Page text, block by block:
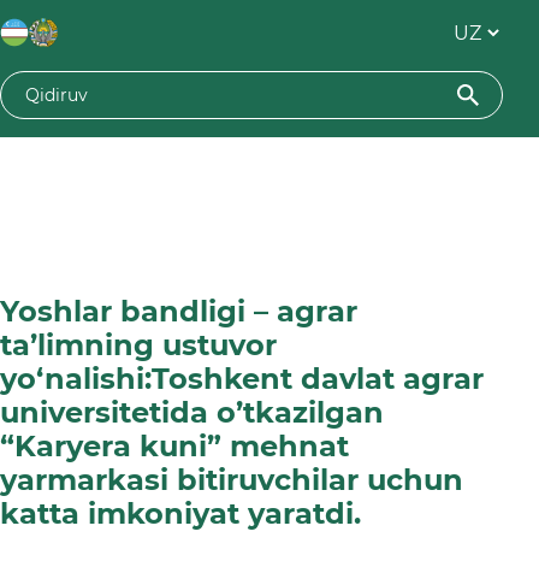
Yoshlar bandligi – agrar
ta’limning ustuvor
yo‘nalishi:Toshkent davlat agrar
universitetida o’tkazilgan
“Karyera kuni” mehnat
yarmarkasi bitiruvchilar uchun
katta imkoniyat yaratdi.